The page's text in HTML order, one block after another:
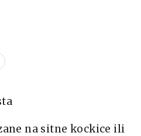
na sitne kockice ili